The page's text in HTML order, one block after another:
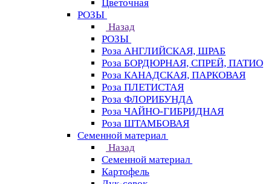
Цветочная
РОЗЫ
Назад
РОЗЫ
Роза АНГЛИЙСКАЯ, ШРАБ
Роза БОРДЮРНАЯ, СПРЕЙ, ПАТИО
Роза КАНАДСКАЯ, ПАРКОВАЯ
Роза ПЛЕТИСТАЯ
Роза ФЛОРИБУНДА
Роза ЧАЙНО-ГИБРИДНАЯ
Роза ШТАМБОВАЯ
Семенной материал
Назад
Семенной материал
Картофель